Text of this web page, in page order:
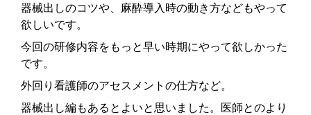
器械出しのコツや、麻酔導入時の動き方などもやって
欲しいです。
今回の研修内容をもっと早い時期にやって欲しかった
です。
外回り看護師のアセスメントの仕方など。
器械出し編もあるとよいと思いました。医師とのより